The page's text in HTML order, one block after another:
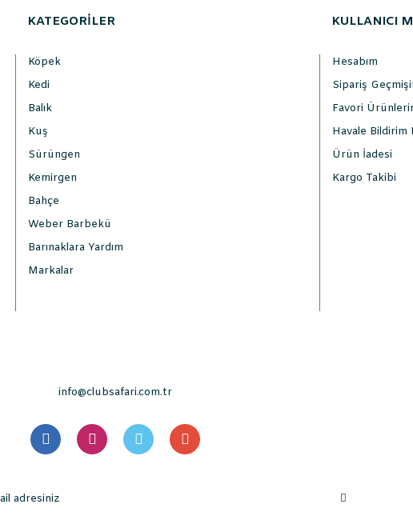
KATEGORİLER
Köpek
Kedi
Balık
Kuş
Sürüngen
Kemirgen
Bahçe
Weber Barbekü
Barınaklara Yardım
Markalar
KULLANICI
Hesabım
Sipariş
Favori
Havale Bildirim
Ürün İadesi
Kargo Takibi
info@clubsafari.com.tr